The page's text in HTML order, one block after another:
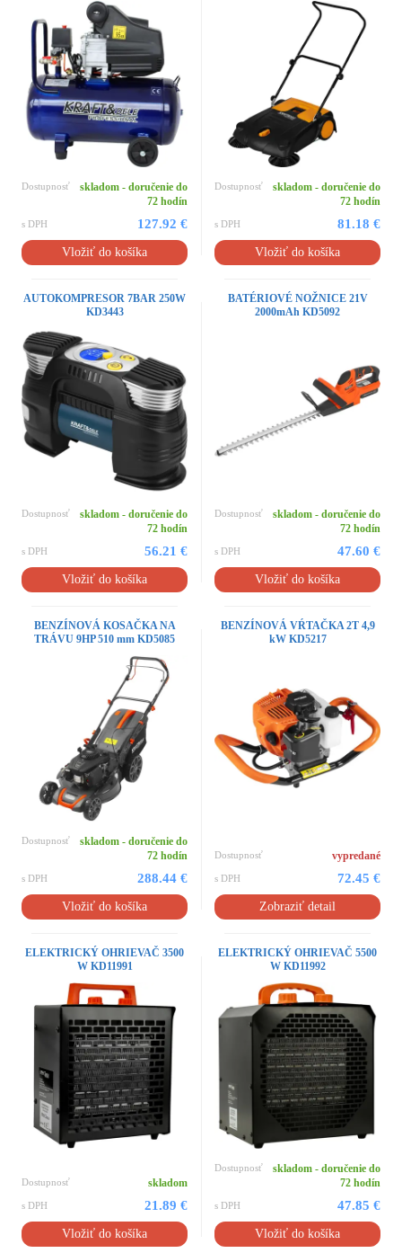
Dostupnosť
skladom - doručenie do
72 hodín
s DPH 127.92 €
Vložiť do košíka
Dostupnosť
skladom - doručenie do
72 hodín
s DPH 81.18 €
Vložiť do košíka
AUTOKOMPRESOR 7BAR 250W
KD3443
Dostupnosť
skladom - doručenie do
72 hodín
s DPH 56.21 €
Vložiť do košíka
BATÉRIOVÉ NOŽNICE 21V
2000mAh KD5092
Dostupnosť
skladom - doručenie do
72 hodín
s DPH 47.60 €
Vložiť do košíka
BENZÍNOVÁ KOSAČKA NA
TRÁVU 9HP 510 mm KD5085
Dostupnosť
skladom - doručenie do
72 hodín
s DPH 288.44 €
Vložiť do košíka
BENZÍNOVÁ VŔTAČKA 2T 4,9
kW KD5217
Dostupnosť vypredané
s DPH 72.45 €
Zobraziť detail
ELEKTRICKÝ OHRIEVAČ 3500
W KD11991
Dostupnosť skladom
s DPH 21.89 €
Vložiť do košíka
ELEKTRICKÝ OHRIEVAČ 5500
W KD11992
Dostupnosť
skladom - doručenie do
72 hodín
s DPH 47.85 €
Vložiť do košíka